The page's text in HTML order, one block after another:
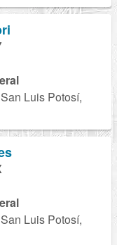
Luis Potosí,
Luis Potosí,